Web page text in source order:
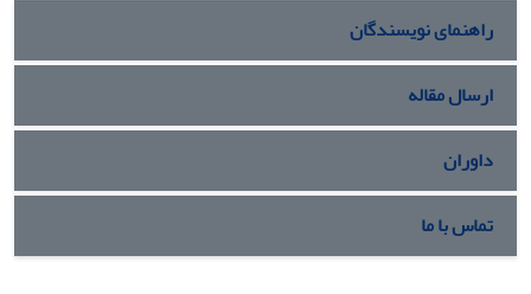
راهنمای نویسندگان
ارسال مقاله
داوران
تماس با ما